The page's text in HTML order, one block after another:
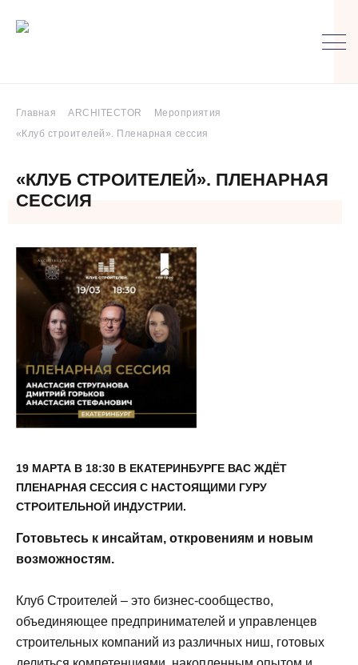
Главная ARCHITECTOR
Мероприятия
«Клуб строителей». Пленарная сессия
«КЛУБ СТРОИТЕЛЕЙ». ПЛЕНАРНАЯ
СЕССИЯ
19 МАРТА В 18:30 В ЕКАТЕРИНБУРГЕ ВАС ЖДЁТ
ПЛЕНАРНАЯ СЕССИЯ С НАСТОЯЩИМИ ГУРУ
СТРОИТЕЛЬНОЙ ИНДУСТРИИ.
Готовьтесь к инсайтам, откровениям и новым
возможностям.
Клуб Строителей – это бизнес-сообщество,
объединяющее предпринимателей и управленцев
строительных компаний из различных ниш, готовых